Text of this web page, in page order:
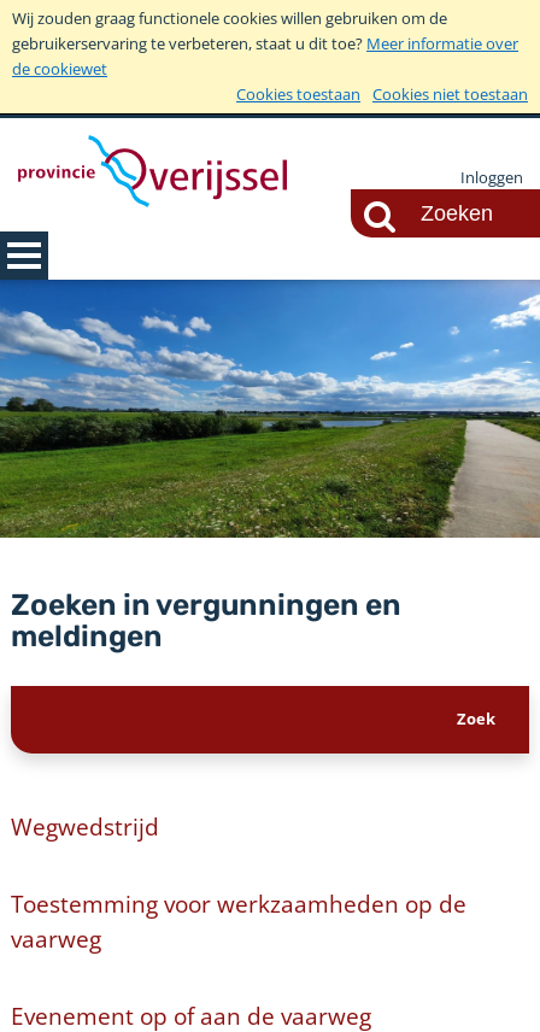
Wij zouden graag functionele cookies willen gebruiken om de
gebruikerservaring te verbeteren, staat u dit toe? Meer informatie over
de cookiewet
Cookies toestaan
Cookies niet toestaan
Inloggen
Zoeken in vergunningen en
meldingen
Wegwedstrijd
Toestemming voor werkzaamheden op de
vaarweg
Evenement op of aan de vaarweg